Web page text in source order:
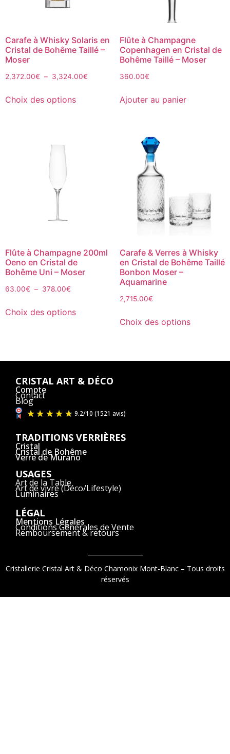
Carafe à Whisky Solaris en
Cristal de Bohême Taillé –
Moser
2,372.00€ – 3,324.00€
Choix des options
Flûte à Champagne
Copenhagen en Cristal de
Bohême Taillé – Moser
360.00€
Ajouter au panier
Flûte à Champagne 200ml
Oeno en Cristal de
Bohême Uni – Moser
63.00€ – 378.00€
Choix des options
Carafe & Verres à Whisky
en Cristal de Bohême Taillé
Bonbon Moser –
Aquamarine
2,715.00€
Choix des options
CRISTAL ART & DÉCO
Compte
Contact
Blog
TRADITIONS VERRIÈRES
Cristal
Cristal de Bohême
Verre de Murano
USAGES
Art de la Table
Art de vivre (Déco/Lifestyle)
Luminaires
LÉGAL
Mentions Légales
Conditions Générales de Vente
Remboursement & retours
Cristallerie Cristal Art & Déco Chamonix Mont-Blanc – Tous droits
réservés